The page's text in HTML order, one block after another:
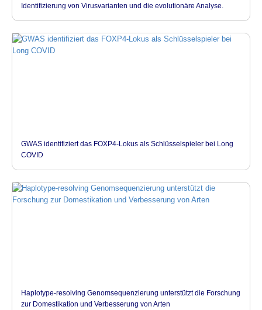
Identifizierung von Virusvarianten und die evolutionäre Analyse.
GWAS identifiziert das FOXP4-Lokus als Schlüsselspieler bei Long
COVID
Haplotype-resolving Genomsequenzierung unterstützt die Forschung
zur Domestikation und Verbesserung von Arten